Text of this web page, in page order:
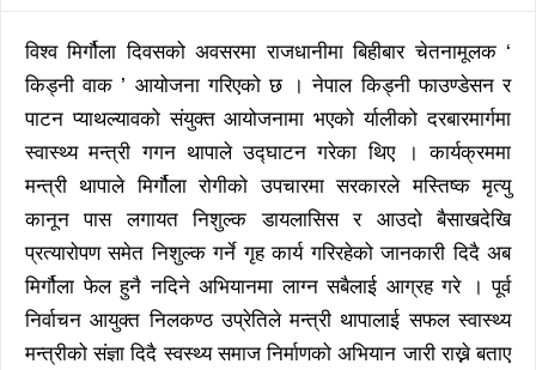
विश्व मिर्गौला दिवसको अवसरमा राजधानीमा बिहीबार चेतनामूलक ‘
किड्नी वाक ’ आयोजना गरिएको छ । नेपाल किड्नी फाउण्डेसन र
पाटन प्याथल्यावको संयुक्त आयोजनामा भएको र्यालीको दरबारमार्गमा
स्वास्थ्य मन्त्री गगन थापाले उद्घाटन गरेका थिए । कार्यक्रममा
मन्त्री थापाले मिर्गौला रोगीको उपचारमा सरकारले मस्तिष्क मृत्यु
कानून पास लगायत निशुल्क डायलासिस र आउदो बैसाखदेखि
प्रत्यारोपण समेत निशुल्क गर्ने गृह कार्य गरिरहेको जानकारी दिदै अब
मिर्गौला फेल हुनै नदिने अभियानमा लाग्न सबैलाई आग्रह गरे । पूर्व
निर्वाचन आयुक्त निलकण्ठ उप्रेतिले मन्त्री थापालाई सफल स्वास्थ्य
मन्त्रीको संज्ञा दिदै स्वस्थ्य समाज निर्माणको अभियान जारी राख्ने बताए